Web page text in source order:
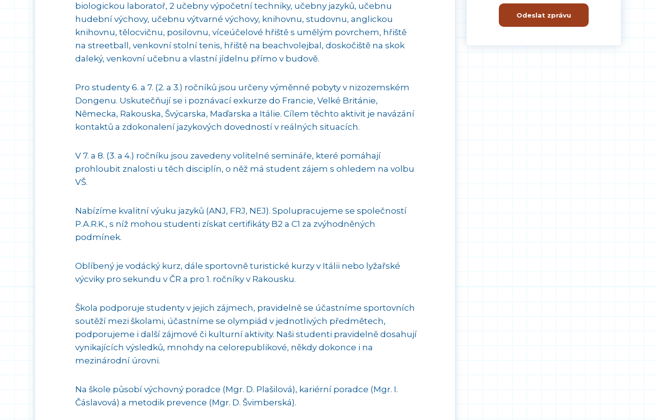
biologickou laboratoř, 2 učebny výpočetní techniky, učebny jazyků, učebnu
hudební výchovy, učebnu výtvarné výchovy, knihovnu, studovnu, anglickou
knihovnu, tělocvičnu, posilovnu, víceúčelové hřiště s umělým povrchem, hřiště
na streetball, venkovní stolní tenis, hřiště na beachvolejbal, doskočiště na skok
daleký, venkovní učebnu a vlastní jídelnu přímo v budově.
Pro studenty 6. a 7. (2. a 3.) ročníků jsou určeny výměnné pobyty v nizozemském
Dongenu. Uskutečňují se i poznávací exkurze do Francie, Velké Británie,
Německa, Rakouska, Švýcarska, Maďarska a Itálie. Cílem těchto aktivit je navázání
kontaktů a zdokonalení jazykových dovedností v reálných situacích.
V 7. a 8. (3. a 4.) ročníku jsou zavedeny volitelné semináře, které pomáhají
prohloubit znalosti u těch disciplín, o něž má student zájem s ohledem na volbu
VŠ.
Nabízíme kvalitní výuku jazyků (ANJ, FRJ, NEJ). Spolupracujeme se společností
P.A.R.K., s níž mohou studenti získat certifikáty B2 a C1 za zvýhodněných
podmínek.
Oblíbený je vodácký kurz, dále sportovně turistické kurzy v Itálii nebo lyžařské
výcviky pro sekundu v ČR a pro 1. ročníky v Rakousku.
Škola podporuje studenty v jejich zájmech, pravidelně se účastníme sportovních
soutěží mezi školami, účastníme se olympiád v jednotlivých předmětech,
podporujeme i další zájmové či kulturní aktivity. Naši studenti pravidelně dosahují
vynikajících výsledků, mnohdy na celorepublikové, někdy dokonce i na
mezinárodní úrovni.
Na škole působí výchovný poradce (Mgr. D. Plašilová), kariérní poradce (Mgr. I.
Čáslavová) a metodik prevence (Mgr. D. Švimberská).
Odeslat zprávu